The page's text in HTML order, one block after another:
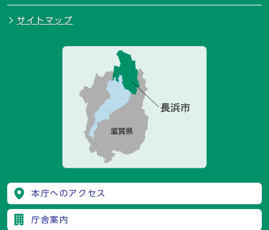
サイトマップ
本庁へのアクセス
庁舎案内